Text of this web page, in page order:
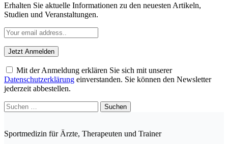
Erhalten Sie aktuelle Informationen zu den neuesten Artikeln,
Studien und Veranstaltungen.
Mit der Anmeldung erklären Sie sich mit unserer
Datenschutzerklärung einverstanden. Sie können den Newsletter
jederzeit abbestellen.
Suchen
nach:
Sportmedizin für Ärzte, Therapeuten und Trainer